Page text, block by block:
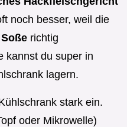
noch besser, weil die
richtig
kannst du super in
lagern.
stark ein.
oder Mikrowelle)